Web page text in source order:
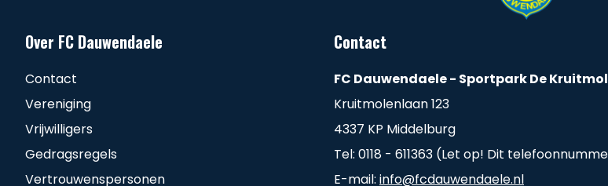
Over FC Dauwendaele
Contact
Vereniging
Vrijwilligers
Gedragsregels
Vertrouwenspersonen
Contact
FC Dauwendaele - Sportpark De
Kruitmolenlaan 123
4337 KP Middelburg
Tel: 0118 - 611363 (Let op! Dit
E-mail: info@fcdauwendaele.nl